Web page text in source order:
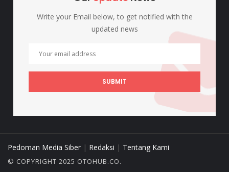
Write your Email below, to get notified with the
updated news
SUBMIT
Pedoman Media Siber | Redaksi | Tentang Kami
© COPYRIGHT 2025 OTOHUB.CO.